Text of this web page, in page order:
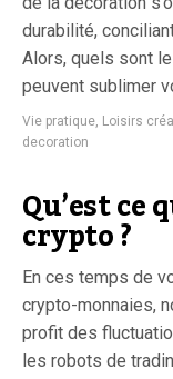
durabilité,
Alors, quels sont
peuvent sublimer
Vie pratique, Loisirs
decoration
Qu’est
crypto ?
En ces temps de
crypto-monnaies,
profit des
les robots de